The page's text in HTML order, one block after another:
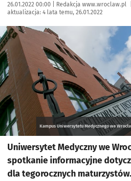
Data publikacji:
26.01.2022 00:00 | Autor:
Redakcja www.wroclaw.pl
aktualizacja: 4 lata temu, 26.01.2022
Kliknij, aby powiększyć
Kampus Uniwersytetu Medycznego we
Uniwersytet Medyczny we
spotkanie informacyjne
dla tegorocznych